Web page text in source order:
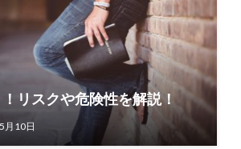
リスクや危険性を解説！
月10日